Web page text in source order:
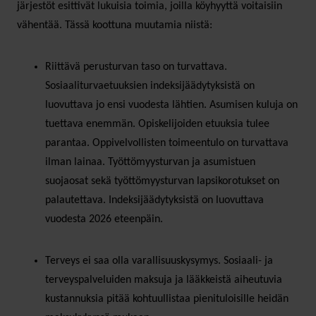
järjestöt esittivät lukuisia toimia, joilla köyhyyttä voitaisiin
vähentää. Tässä koottuna muutamia niistä:
Riittävä perusturvan taso on turvattava.
Sosiaaliturvaetuuksien indeksijäädytyksistä on
luovuttava jo ensi vuodesta lähtien. Asumisen kuluja on
tuettava enemmän. Opiskelijoiden etuuksia tulee
parantaa. Oppivelvollisten toimeentulo on turvattava
ilman lainaa. Työttömyysturvan ja asumistuen
suojaosat sekä työttömyysturvan lapsikorotukset on
palautettava. Indeksijäädytyksistä on luovuttava
vuodesta 2026 eteenpäin.
Terveys ei saa olla varallisuuskysymys. Sosiaali- ja
terveyspalveluiden maksuja ja lääkkeistä aiheutuvia
kustannuksia pitää kohtuullistaa pienituloisille heidän